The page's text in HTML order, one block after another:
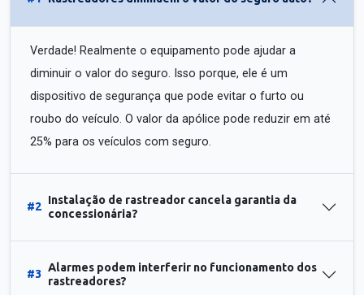
Verdade! Realmente o equipamento pode ajudar a
diminuir o valor do seguro. Isso porque, ele é um
dispositivo de segurança que pode evitar o furto ou
roubo do veículo. O valor da apólice pode reduzir em até
25% para os veículos com seguro.
#2
Instalação de rastreador cancela garantia da
concessionária?
#3
Alarmes podem interferir no funcionamento dos
rastreadores?